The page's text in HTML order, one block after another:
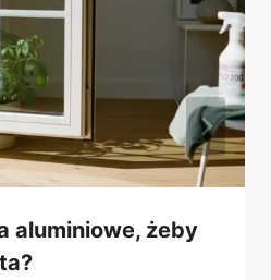
aluminiowe, żeby